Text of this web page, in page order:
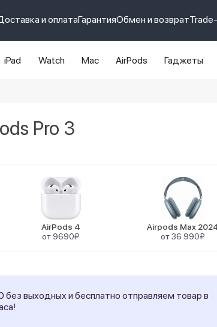
и оплатаГарантияОбмен и возврат
iPad Watch Mac AirPods Гаджеты
Pro 3
AirPods 4
от 9690₽
Airpods Max
от 36 990₽
выходных и бесплатно отправляем товар в